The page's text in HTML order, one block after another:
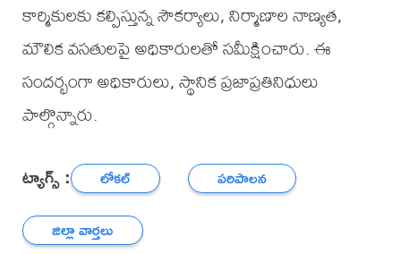
కార్మికులకు కల్పిస్తున్న సౌకర్యాలు, నిర్మాణాల నాణ్యత,
మౌలిక వసతులపై అధికారులతో సమీక్షించారు. ఈ
సందర్భంగా అధికారులు, స్థానిక ప్రజాప్రతినిధులు
పాల్గొన్నారు.
ట్యాగ్స్ : లోకల్
పరిపాలన
జిల్లా వార్తలు